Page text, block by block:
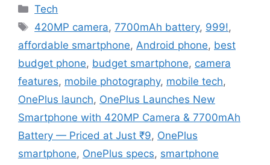
Categories
Tech
Tags
420MP camera,7700mAh battery, 999!,
affordable smartphone, Android phone, best
budget phone, budget smartphone, camera
features, mobile photography, mobile tech,
OnePlus launch, OnePlus Launches New
Smartphone with 420MP Camera & 7700mAh
Battery — Priced at Just ₹9, OnePlus
smartphone, OnePlus specs, smartphone